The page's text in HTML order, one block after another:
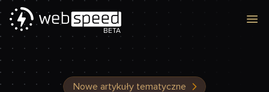
BETA
Nowe artykuły tematyczne